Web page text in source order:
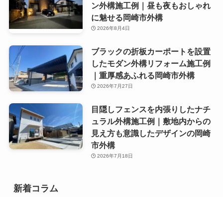
ン外構施工例｜昼も夜もおしゃれ
に魅せる岡崎市外構
2026年8月4日
ブラックの折板カーポートを設置
したモダン外構リフォーム施工例
｜重厚感あふれる岡崎市外構
2026年7月27日
目隠しフェンスを内張りしたナチ
ュラル外構施工例｜敷地内からの
見え方も意識したデザインの岡崎
市外構
2026年7月18日
新着コラム